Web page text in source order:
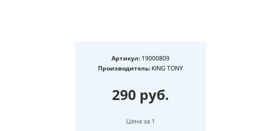
Артикул:19000809
Производитель:KING TONY
290 руб.
Цена за 1